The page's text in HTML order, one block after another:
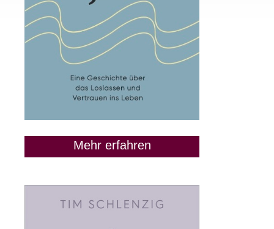
Mehr erfahren